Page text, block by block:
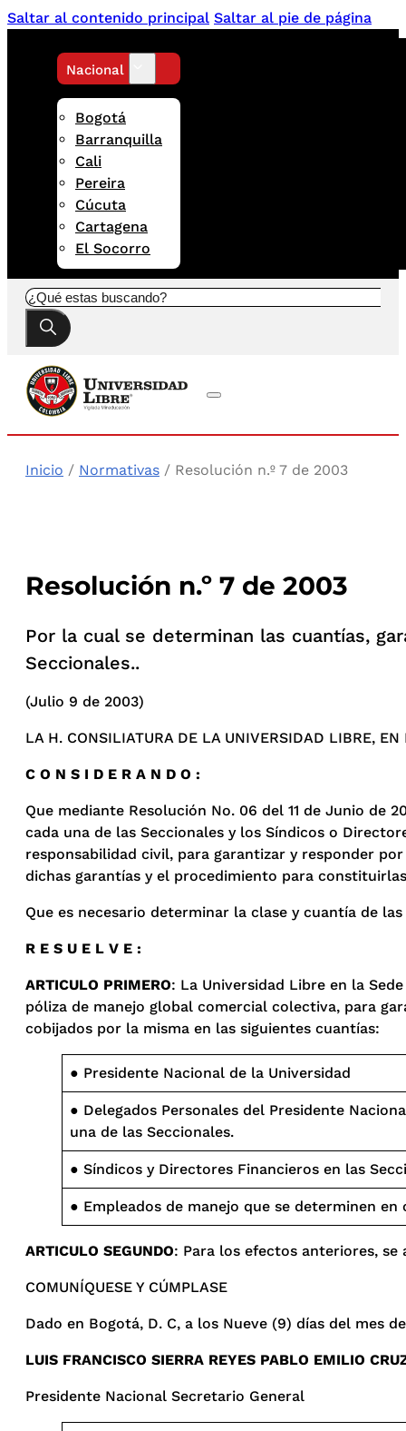
Saltar al contenido principal Saltar al pie de página
Nacional
Bogotá
Barranquilla
Cali
Pereira
Cúcuta
Cartagena
El Socorro
Buscar
Inicio / Normativas / Resolución n.º 7 de 2003
Resolución n.º 7 de 2003
Por la cual se determinan las cuantías,
Seccionales..
(Julio 9 de 2003)
LA H. CONSILIATURA DE LA UNIVERSIDAD LIBRE,
C O N S I D E R A N D O :
Que mediante Resolución No. 06 del 11 de Junio de
cada una de las Seccionales y los Síndicos o
responsabilidad civil, para garantizar y responder
dichas garantías y el procedimiento para
Que es necesario determinar la clase y cuantía de
R E S U E L V E :
ARTICULO PRIMERO: La Universidad Libre en la
póliza de manejo global comercial colectiva, para
cobijados por la misma en las siguientes cuantías:
● Presidente Nacional de la Universidad
● Delegados Personales del Presidente
una de las Seccionales.
● Síndicos y Directores Financieros en las
● Empleados de manejo que se determinen en
ARTICULO SEGUNDO: Para los efectos anteriores,
COMUNÍQUESE Y CÚMPLASE
Dado en Bogotá, D. C, a los Nueve (9) días del mes
LUIS FRANCISCO SIERRA REYES PABLO EMILIO
Presidente Nacional Secretario General